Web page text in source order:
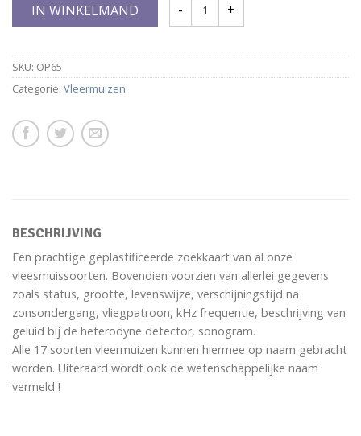
IN WINKELMAND
SKU: OP65
Categorie: Vleermuizen
BESCHRIJVING
Een prachtige geplastificeerde zoekkaart van al onze
vleesmuissoorten. Bovendien voorzien van allerlei gegevens
zoals status, grootte, levenswijze, verschijningstijd na
zonsondergang, vliegpatroon, kHz frequentie, beschrijving van
geluid bij de heterodyne detector, sonogram.
Alle 17 soorten vleermuizen kunnen hiermee op naam gebracht
worden. Uiteraard wordt ook de wetenschappelijke naam
vermeld !